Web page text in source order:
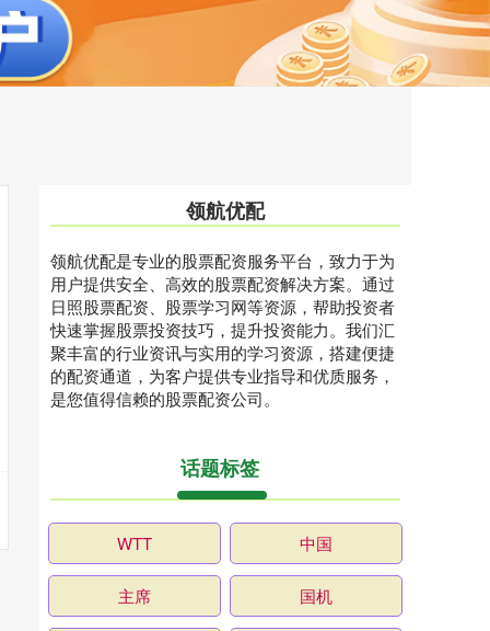
领航优配
领航优配是专业的股票配资服务平台，致力于为
用户提供安全、高效的股票配资解决方案。通过
日照股票配资、股票学习网等资源，帮助投资者
快速掌握股票投资技巧，提升投资能力。我们汇
聚丰富的行业资讯与实用的学习资源，搭建便捷
的配资通道，为客户提供专业指导和优质服务，
是您值得信赖的股票配资公司。
话题标签
WTT 中国
主席 国机